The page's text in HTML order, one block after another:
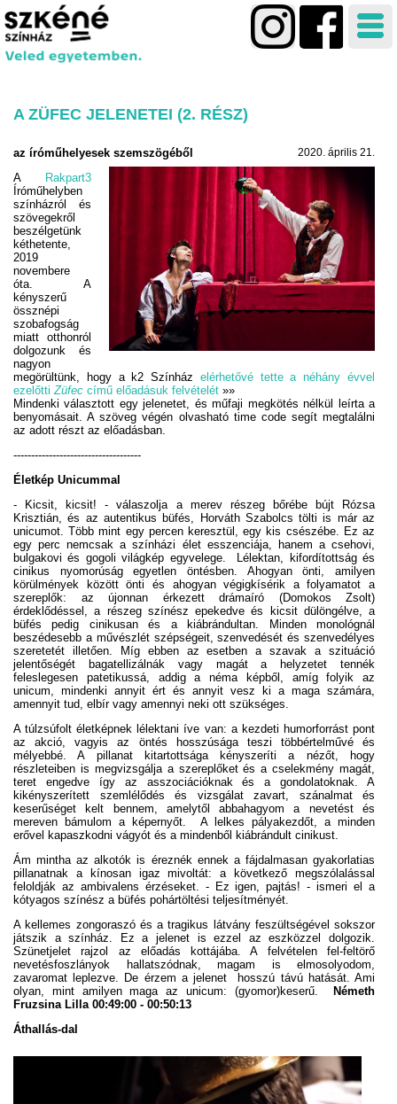
A ZÜFEC JELENETEI (2. RÉSZ)
2020. április 21.
az íróműhelyesek szemszögéből
A
Rakpart3
Íróműhelyben
színházról és
szövegekről
beszélgetünk
kéthetente,
2019
novembere
óta. A
kényszerű
össznépi
szobafogság
miatt otthonról
dolgozunk és
nagyon
megörültünk, hogy a k2 Színház elérhetővé tette a néhány évvel
ezelőttiZüfec című előadásuk felvételét »»
Mindenki választott egy jelenetet, és műfaji megkötés nélkül leírta a
benyomásait. A szöveg végén olvasható time code segít megtalálni
az adott részt az előadásban.
------------------------------------
Életkép Unicummal
- Kicsit, kicsit! - válaszolja a merev részeg bőrébe bújt Rózsa
Krisztián, és az autentikus büfés, Horváth Szabolcs tölti is már az
unicumot. Több mint egy percen keresztül, egy kis csészébe. Ez az
egy perc nemcsak a színházi élet esszenciája, hanem a csehovi,
bulgakovi és gogoli világkép egyvelege. Lélektan, kifordítottság és
cinikus nyomorúság egyetlen öntésben. Ahogyan önti, amilyen
körülmények között önti és ahogyan végigkísérik a folyamatot a
szereplők: az újonnan érkezett drámaíró (Domokos Zsolt)
érdeklődéssel, a részeg színész epekedve és kicsit dülöngélve, a
büfés pedig cinikusan és a kiábrándultan. Minden monológnál
beszédesebb a művészlét szépségeit, szenvedését és szenvedélyes
szeretetét illetően. Míg ebben az esetben a szavak a szituáció
jelentőségét bagatellizálnák vagy magát a helyzetet tennék
feleslegesen patetikussá, addig a néma képből, amíg folyik az
unicum, mindenki annyit ért és annyit vesz ki a maga számára,
amennyit tud, elbír vagy amennyi neki ott szükséges.
A túlzsúfolt életképnek lélektani íve van: a kezdeti humorforrást pont
az akció, vagyis az öntés hosszúsága teszi többértelművé és
mélyebbé. A pillanat kitartottsága kényszeríti a nézőt, hogy
részleteiben is megvizsgálja a szereplőket és a cselekmény magát,
teret engedve így az asszociációknak és a gondolatoknak. A
kikényszerített szemlélődés és vizsgálat zavart, szánalmat és
keserűséget kelt bennem, amelytől abbahagyom a nevetést és
mereven bámulom a képernyőt. A lelkes pályakezdőt, a minden
erővel kapaszkodni vágyót és a mindenből kiábrándult cinikust.
Ám mintha az alkotók is éreznék ennek a fájdalmasan gyakorlatias
pillanatnak a kínosan igaz mivoltát: a következő megszólalással
feloldják az ambivalens érzéseket. - Ez igen, pajtás! - ismeri el a
kótyagos színész a büfés pohártöltési teljesítményét.
A kellemes zongoraszó és a tragikus látvány feszültségével sokszor
játszik a színház. Ez a jelenet is ezzel az eszközzel dolgozik.
Szünetjelet rajzol az előadás kottájába. A felvételen fel-feltörő
nevetésfoszlányok hallatszódnak, magam is elmosolyodom,
zavaromat leplezve. De érzem a jelenet hosszú távú hatását. Ami
olyan, mint amilyen maga az unicum: (gyomor)keserű.
Németh
Fruzsina Lilla 00:49:00 - 00:50:13
Áthallás-dal